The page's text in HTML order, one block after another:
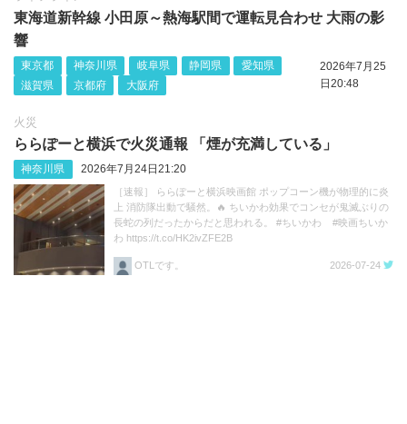
東海道新幹線 小田原～熱海駅間で運転見合わせ 大雨の影
響
東京都 神奈川県 岐阜県 静岡県
愛知県
滋賀県
京都府 大阪府
2026年7月25
日20:48
火災
ららぽーと横浜で火災通報 「煙が充満している」
神奈川県 2026年7月24日21:20
［速報］ ららぽーと横浜映画館 ポップコーン機が物理的に炎
上 消防隊出動で騒然。🔥 ちいかわ効果でコンセが鬼滅ぶりの
長蛇の列だったからだと思われる。 #ちいかわ #映画ちいか
わ https://t.co/HK2ivZFE2B
OTLです。 2026-07-24